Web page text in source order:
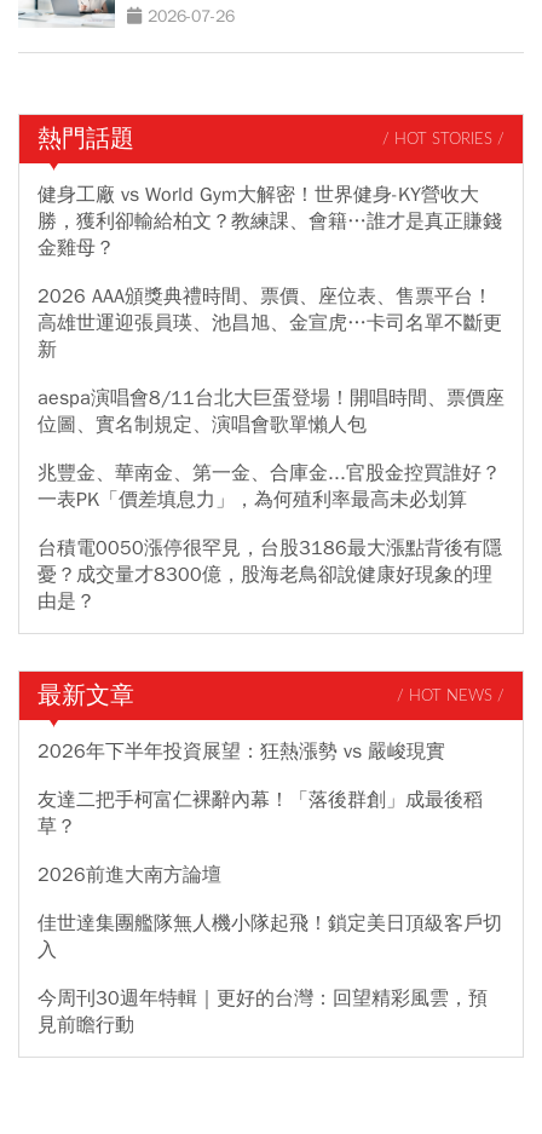
2026-07-26
熱門話題 / HOT STORIES /
健身工廠 vs World Gym大解密！世界健身-KY營收大
勝，獲利卻輸給柏文？教練課、會籍…誰才是真正賺錢
金雞母？
2026 AAA頒獎典禮時間、票價、座位表、售票平台！
高雄世運迎張員瑛、池昌旭、金宣虎…卡司名單不斷更
新
aespa演唱會8/11台北大巨蛋登場！開唱時間、票價座
位圖、實名制規定、演唱會歌單懶人包
兆豐金、華南金、第一金、合庫金...官股金控買誰好？
一表PK「價差填息力」，為何殖利率最高未必划算
台積電0050漲停很罕見，台股3186最大漲點背後有隱
憂？成交量才8300億，股海老鳥卻說健康好現象的理
由是？
最新文章 / HOT NEWS /
2026年下半年投資展望：狂熱漲勢 vs 嚴峻現實
友達二把手柯富仁裸辭內幕！「落後群創」成最後稻
草？
2026前進大南方論壇
佳世達集團艦隊無人機小隊起飛！鎖定美日頂級客戶切
入
今周刊30週年特輯｜更好的台灣：回望精彩風雲，預
見前瞻行動